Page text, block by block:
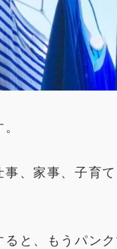
、家事、子育
と、もうパン